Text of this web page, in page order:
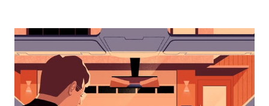
interact
the
calendar
and
select
a